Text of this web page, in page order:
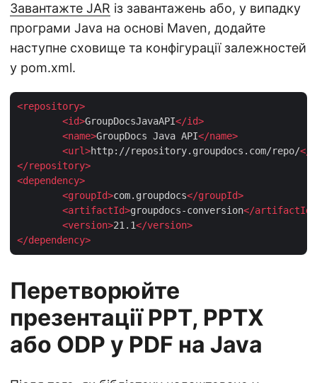
Завантажте JAR із завантажень або, у випадку
програми Java на основі Maven, додайте
наступне сховище та конфігурації залежностей
у pom.xml.
<repository>
<id>GroupDocsJavaAPI</id>
<name>GroupDocs Java API</name>
<url>http://repository.groupdocs.com/repo/</
</repository>
<dependency>
<groupId>com.groupdocs</groupId>
<artifactId>groupdocs-conversion</artifactId
<version>21.1</version>
</dependency>
Перетворюйте
презентації PPT, PPTX
або ODP у PDF на Java